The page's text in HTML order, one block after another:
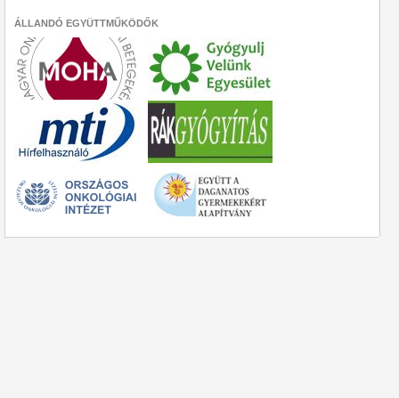
ÁLLANDÓ EGYÜTTMŰKÖDŐK